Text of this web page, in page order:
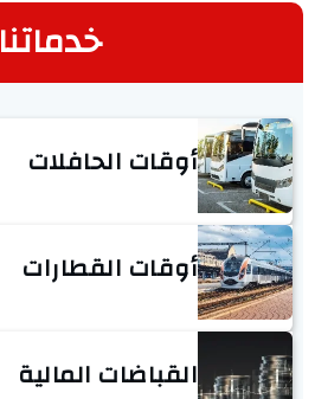
خدماتنا
أوقات الحافلات
أوقات القطارات
القباضات المالية